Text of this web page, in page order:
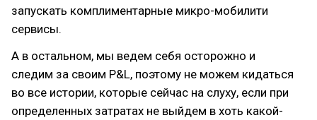
запускать комплиментарные микро-мобилити
сервисы.
А в остальном, мы ведем себя осторожно и
следим за своим P&L, поэтому не можем кидаться
во все истории, которые сейчас на слуху, если при
определенных затратах не выйдем в хоть какой-